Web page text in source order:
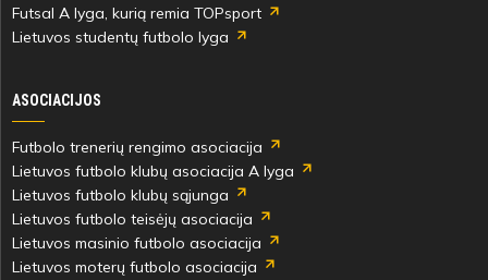
Futsal A lyga, kurią remia TOPsport
Lietuvos studentų futbolo lyga
ASOCIACIJOS
Futbolo trenerių rengimo asociacija
Lietuvos futbolo klubų asociacija A lyga
Lietuvos futbolo klubų sąjunga
Lietuvos futbolo teisėjų asociacija
Lietuvos masinio futbolo asociacija
Lietuvos moterų futbolo asociacija